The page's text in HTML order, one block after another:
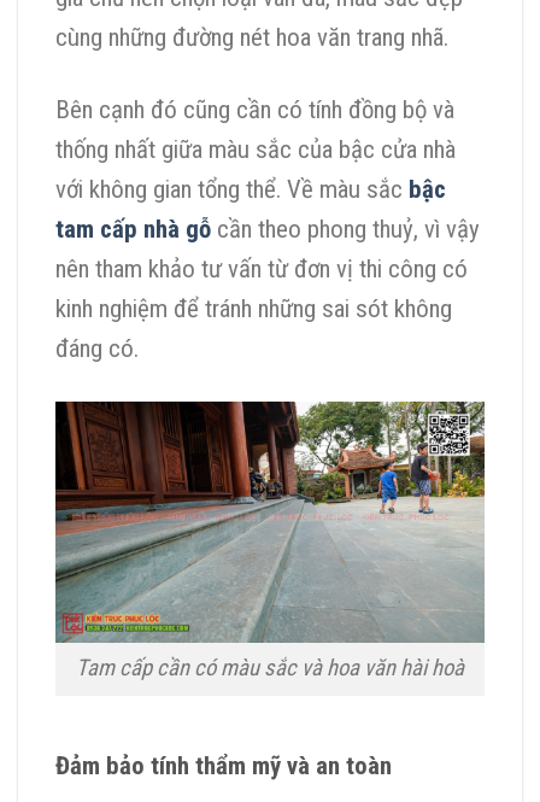
cùng những đường nét hoa văn trang nhã.
Bên cạnh đó cũng cần có tính đồng bộ và
thống nhất giữa màu sắc của bậc cửa nhà
với không gian tổng thể. Về màu sắc bậc
tam cấp nhà gỗ cần theo phong thuỷ, vì vậy
nên tham khảo tư vấn từ đơn vị thi công có
kinh nghiệm để tránh những sai sót không
đáng có.
Tam cấp cần có màu sắc và hoa văn hài hoà
Đảm bảo tính thẩm mỹ và an toàn